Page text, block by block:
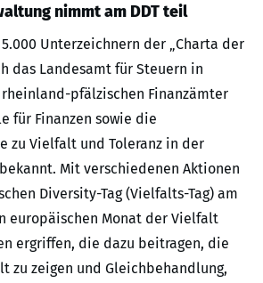
nimmt am DDT teil
Unterzeichnern der „Charta der
das Landesamt für Steuern in
pfälzischen Finanzämter
für Finanzen sowie die
zu Vielfalt und Toleranz in der
Mit verschiedenen Aktionen
Diversity-Tag (Vielfalts-Tag) am
europäischen Monat der Vielfalt
ergriffen, die dazu beitragen, die
zu zeigen und Gleichbehandlung,